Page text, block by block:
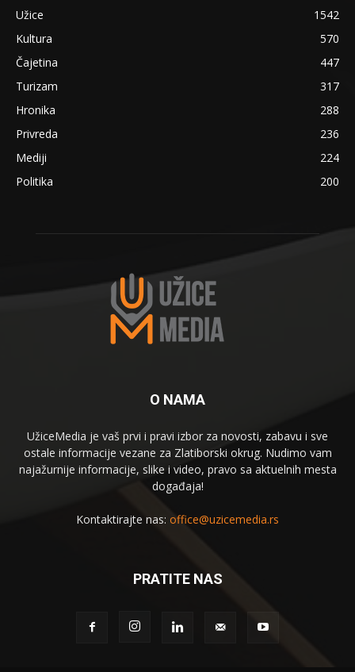
Užice
1542
Kultura
570
Čajetina
447
Turizam
317
Hronika
288
Privreda
236
Mediji
224
Politika
200
O NAMA
UžiceMedia je vaš prvi i pravi izbor za novosti, zabavu i sve
ostale informacije vezane za Zlatiborski okrug. Nudimo vam
najažurnije informacije, slike i video, pravo sa aktuelnih mesta
događaja!
Kontaktirajte nas: office@uzicemedia.rs
PRATITE NAS